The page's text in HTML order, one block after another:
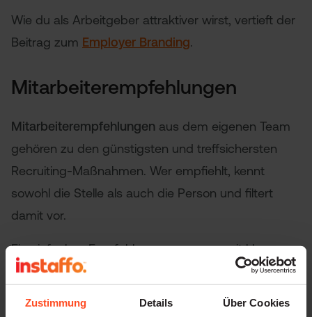
Zustimmung Details Über Cookies
Wie du als Arbeitgeber attraktiver wirst, vertieft der
Beitrag zum Employer Branding.
Mitarbeiterempfehlungen
Mitarbeiterempfehlungen aus dem eigenen Team
gehören zu den günstigsten und treffsichersten
Recruiting-Maßnahmen. Wer empfiehlt, kennt
sowohl die Stelle als auch die Person und filtert
damit vor.
Ein einfaches Empfehlungsprogramm mit klaren
Regeln und einer fairen Prämie aktiviert dein Team